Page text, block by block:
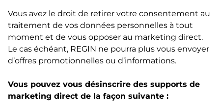
Vous avez le droit de retirer votre consentement au
traitement de vos données personnelles à tout
moment et de vous opposer au marketing direct.
Le cas échéant, REGIN ne pourra plus vous envoyer
d’offres promotionnelles ou d’informations.
Vous pouvez vous désinscrire des supports de
marketing direct de la façon suivante :